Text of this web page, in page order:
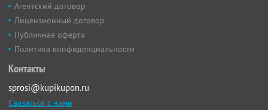
Агентский договор
Лицензионный договор
Публичная оферта
Политика конфиденциальности
Контакты
sprosi@kupikupon.ru
Связаться с нами